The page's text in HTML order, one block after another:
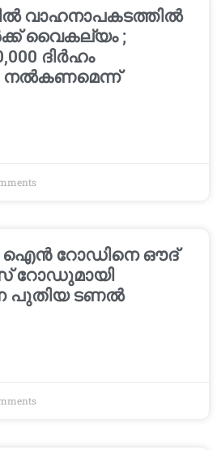
വാഹനാപകടത്തിൽ
വൈകല്യം ;
ദിർഹം
നൽകണമെന്ന്
റോഡിനെ ഔദ്
റോഡുമായി
പുതിയ ടണൽ